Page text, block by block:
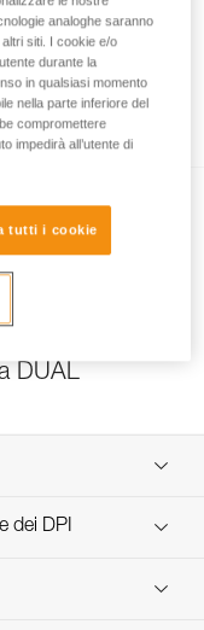
il sottogola
DUAL
dei DPI
analoghe saranno
siti. I cookie e/o
durante la
in qualsiasi momento
nella parte inferiore del
compromettere
impedirà all’utente di
tutti i cookie